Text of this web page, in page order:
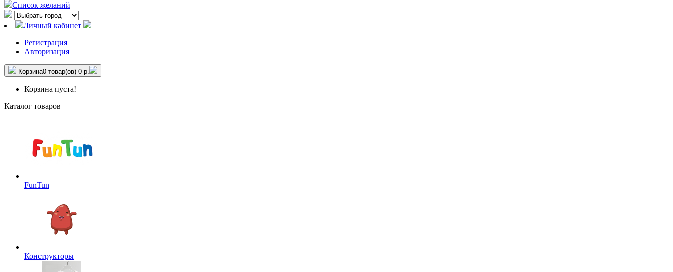
Список желаний
Личный кабинет
Регистрация
Авторизация
Корзина0 товар(ов) 0 р.
Корзина пуста!
Каталог товаров
FunTun
Конструкторы